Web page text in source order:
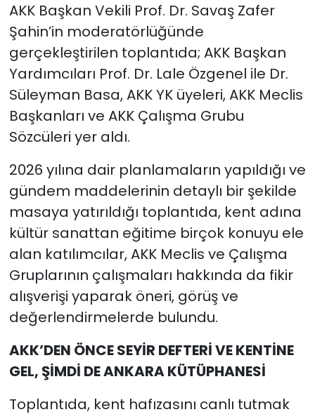
AKK Başkan Vekili Prof. Dr. Savaş Zafer
Şahin’in moderatörlüğünde
gerçekleştirilen toplantıda; AKK Başkan
Yardımcıları Prof. Dr. Lale Özgenel ile Dr.
Süleyman Basa, AKK YK üyeleri, AKK Meclis
Başkanları ve AKK Çalışma Grubu
Sözcüleri yer aldı.
2026 yılına dair planlamaların yapıldığı ve
gündem maddelerinin detaylı bir şekilde
masaya yatırıldığı toplantıda, kent adına
kültür sanattan eğitime birçok konuyu ele
alan katılımcılar, AKK Meclis ve Çalışma
Gruplarının çalışmaları hakkında da fikir
alışverişi yaparak öneri, görüş ve
değerlendirmelerde bulundu.
AKK’DEN ÖNCE SEYİR DEFTERİ VE KENTİNE
GEL, ŞİMDİ DE ANKARA KÜTÜPHANESİ
Toplantıda, kent hafızasını canlı tutmak